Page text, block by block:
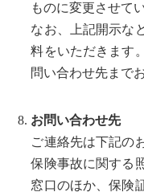
ものに変更させて
なお、上記開示な
料をいただきます
問い合わせ先まで
お問い合わせ先
ご連絡先は下記の
保険事故に関する
窓口のほか、保険